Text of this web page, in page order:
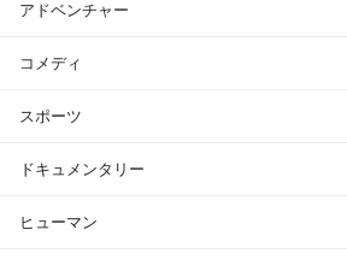
アドベンチャー
コメディ
スポーツ
ドキュメンタリー
ヒューマン